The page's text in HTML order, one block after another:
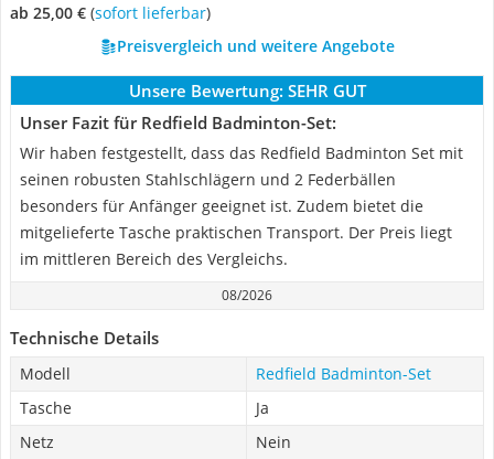
ab 25,00 € ( Sofort lieferbar)
Preisvergleich und weitere Angebote
Unsere Bewertung: SEHR GUT
Unser Fazit für Redfield Badminton-Set:
Wir haben festgestellt, dass das Redfield Badminton Set mit
seinen robusten Stahlschlägern und 2 Federbällen
besonders für Anfänger geeignet ist. Zudem bietet die
mitgelieferte Tasche praktischen Transport. Der Preis liegt
im mittleren Bereich des Vergleichs.
08/2026
Technische Details
Modell
Redfield Badminton-Set
Tasche
Ja
Netz
Nein